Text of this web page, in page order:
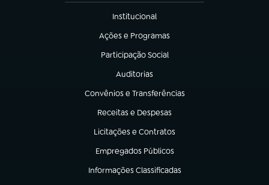
Institucional
(abre em nova aba)
Ações e Programas
(abre em nova aba)
Participação Social
(abre em nova aba)
Auditorias
(abre em nova aba)
Convênios e Transferências
(abre em nova aba)
Receitas e Despesas
(abre em nova aba)
Licitações e Contratos
(abre em nova aba)
Empregados Públicos
(abre em nova aba)
Informações Classificadas
(abre em nova aba)